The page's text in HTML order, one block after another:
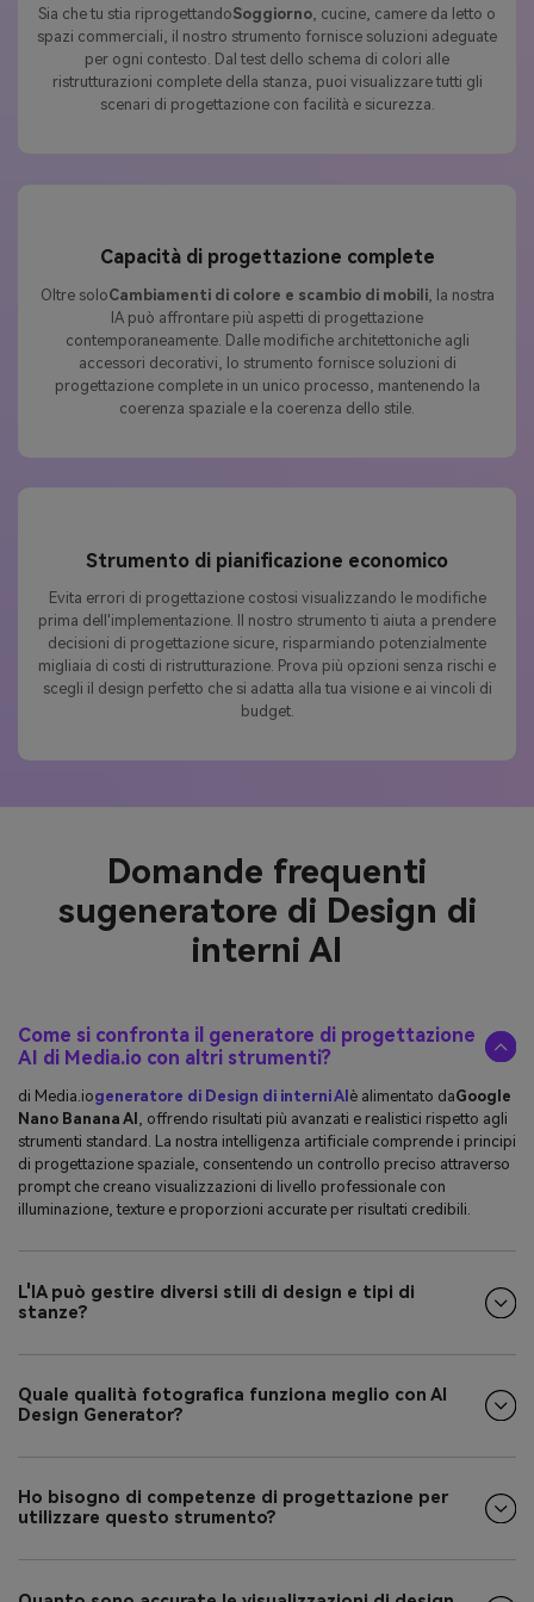
Sia che tu stia riprogettandoSoggiorno, cucine, camere da letto o
spazi commerciali, il nostro strumento fornisce soluzioni adeguate
per ogni contesto. Dal test dello schema di colori alle
ristrutturazioni complete della stanza, puoi visualizzare tutti gli
scenari di progettazione con facilità e sicurezza.
Capacità di progettazione complete
Oltre soloCambiamenti di colore e scambio di mobili, la nostra
IA può affrontare più aspetti di progettazione
contemporaneamente. Dalle modifiche architettoniche agli
accessori decorativi, lo strumento fornisce soluzioni di
progettazione complete in un unico processo, mantenendo la
coerenza spaziale e la coerenza dello stile.
Strumento di pianificazione economico
Evita errori di progettazione costosi visualizzando le modifiche
prima dell'implementazione. Il nostro strumento ti aiuta a prendere
decisioni di progettazione sicure, risparmiando potenzialmente
migliaia di costi di ristrutturazione. Prova più opzioni senza rischi e
scegli il design perfetto che si adatta alla tua visione e ai vincoli di
budget.
Domande frequenti
sugeneratore di Design di
interni AI
Come si confronta il generatore di progettazione
AI di Media.io con altri strumenti?
di Media.iogeneratore di Design di interni AI è alimentato daGoogle
Nano Banana AI
, offrendo risultati più avanzati e realistici rispetto agli
strumenti standard. La nostra intelligenza artificiale comprende i principi
di progettazione spaziale, consentendo un controllo preciso attraverso
prompt che creano visualizzazioni di livello professionale con
illuminazione, texture e proporzioni accurate per risultati credibili.
L'IA può gestire diversi stili di design e tipi di
stanze?
Quale qualità fotografica funziona meglio con AI
Design Generator?
Ho bisogno di competenze di progettazione per
utilizzare questo strumento?